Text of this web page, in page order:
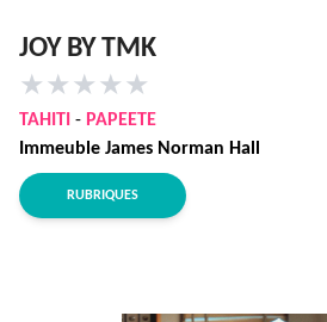
JOY BY TMK
★ ★ ★ ★ ★
TAHITI - PAPEETE
Immeuble James Norman Hall
RUBRIQUES